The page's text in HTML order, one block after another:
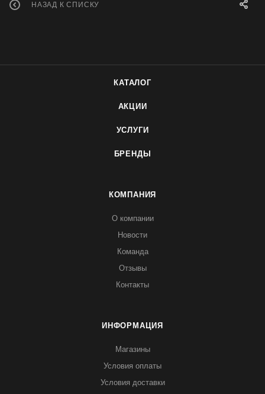
НАЗАД К СПИСКУ
КАТАЛОГ
АКЦИИ
УСЛУГИ
БРЕНДЫ
КОМПАНИЯ
О компании
Новости
Команда
Отзывы
Контакты
ИНФОРМАЦИЯ
Магазины
Условия оплаты
Условия доставки